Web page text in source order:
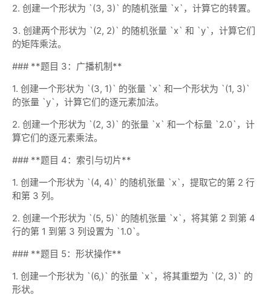
2. 创建一个形状为 `(3, 3)` 的随机张量 `x`，计算它的转置。
3. 创建两个形状为 `(2, 2)` 的随机张量 `x` 和 `y`，计算它们
的矩阵乘法。
### **题目 3：广播机制**
1. 创建一个形状为 `(3, 1)` 的张量 `x` 和一个形状为 `(1, 3)`
的张量 `y`，计算它们的逐元素加法。
2. 创建一个形状为 `(2, 3)` 的张量 `x` 和一个标量 `2.0`，计
算它们的逐元素乘法。
### **题目 4：索引与切片**
1. 创建一个形状为 `(4, 4)` 的随机张量 `x`，提取它的第 2 行
和第 3 列。
2. 创建一个形状为 `(5, 5)` 的随机张量 `x`，将其第 2 到第 4
行的第 1 到第 3 列设置为 `1.0`。
### **题目 5：形状操作**
1. 创建一个形状为 `(6,)` 的张量 `x`，将其重塑为 `(2, 3)` 的
形状。